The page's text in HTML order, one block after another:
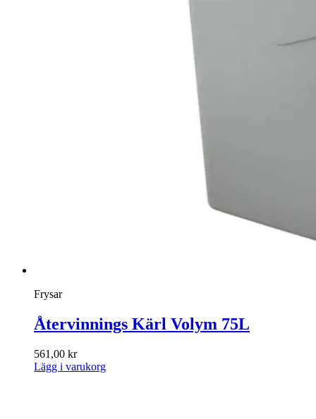
Frysar
Återvinnings Kärl Volym 75L
561,00 kr
Lägg i varukorg